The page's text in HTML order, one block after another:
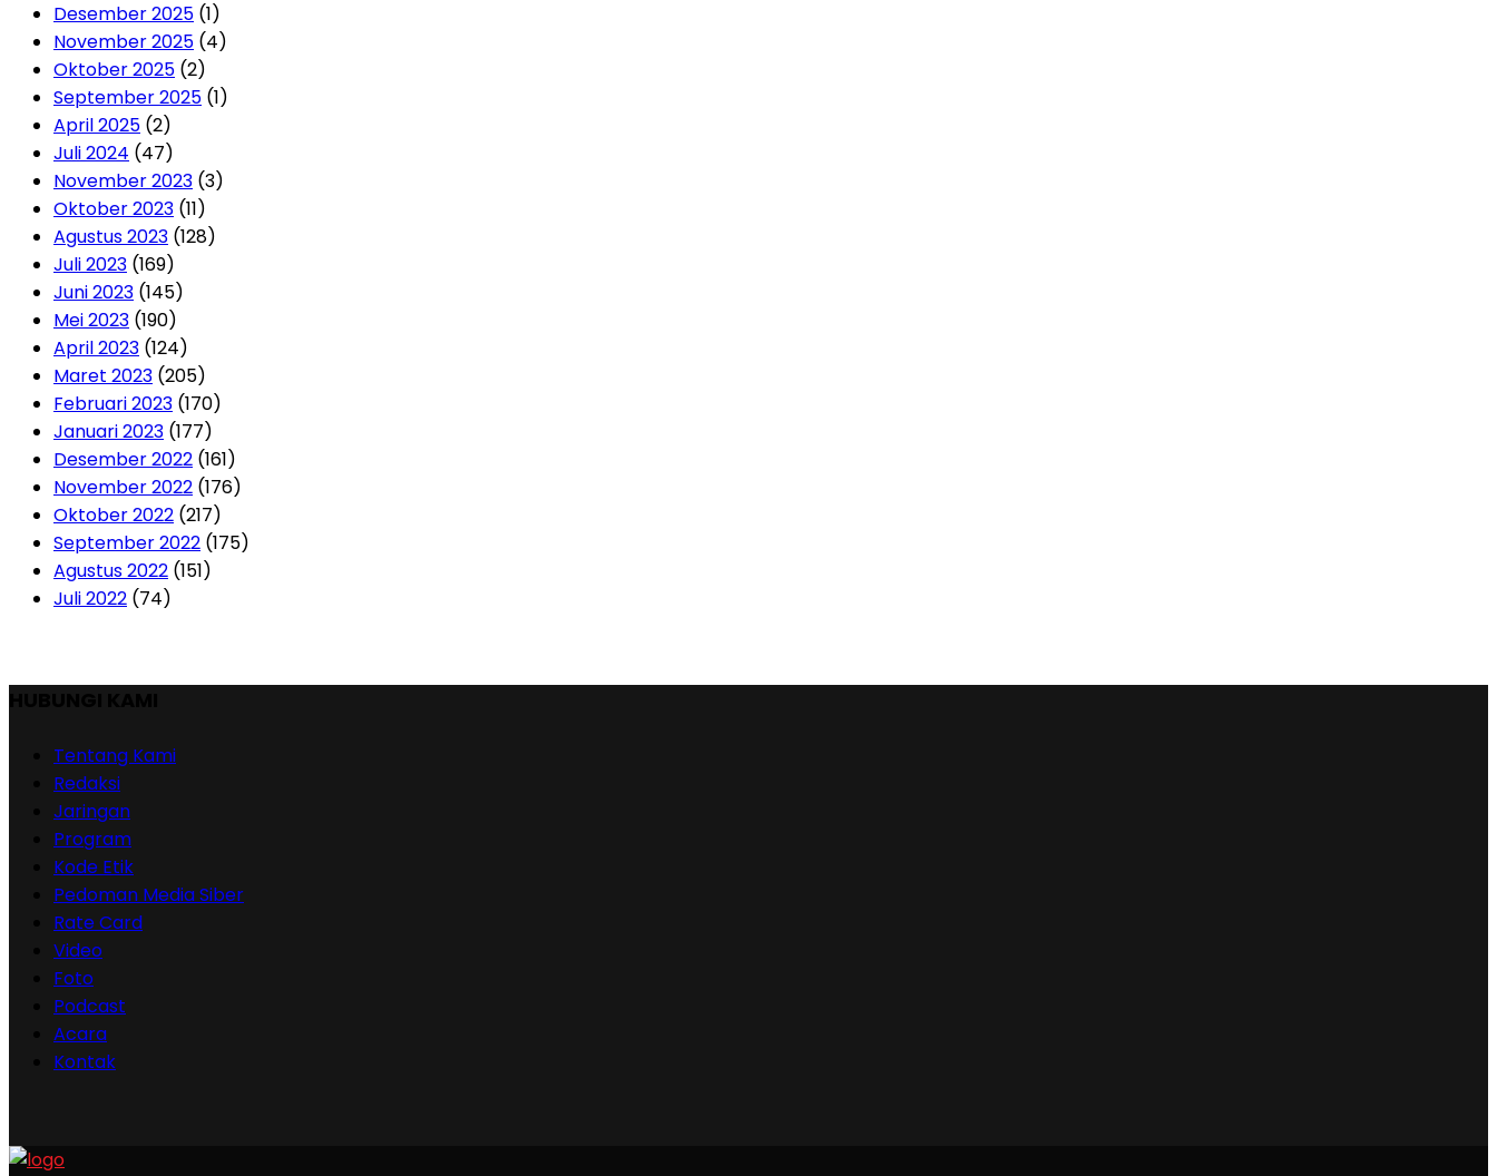
Desember 2025 (1)
November 2025 (4)
Oktober 2025 (2)
September 2025 (1)
April 2025 (2)
Juli 2024 (47)
November 2023 (3)
Oktober 2023 (11)
Agustus 2023 (128)
Juli 2023 (169)
Juni 2023 (145)
Mei 2023 (190)
April 2023 (124)
Maret 2023 (205)
Februari 2023 (170)
Januari 2023 (177)
Desember 2022 (161)
November 2022 (176)
Oktober 2022 (217)
September 2022 (175)
Agustus 2022 (151)
Juli 2022 (74)
Tentang Kami
Redaksi
Jaringan
Program
Kode Etik
Pedoman Media Siber
Rate Card
Video
Foto
Podcast
Acara
Kontak